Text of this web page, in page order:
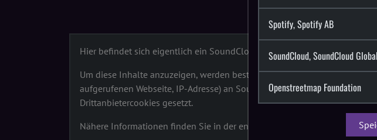
Hier befindet sich eigentlich ein SoundCloud-Musik-Player von
Um diese Inhalte anzuzeigen, werden bestimmte Browserdaten (Datum
aufgerufenen Webseite, IP-Adresse) an SoundCloud Global Limited &
Drittanbietercookies gesetzt.
Nähere Informationen finden Sie in der entsprechenden
Spotify, Spotify AB
SoundCloud, SoundCloud
Openstreetmap Foundation